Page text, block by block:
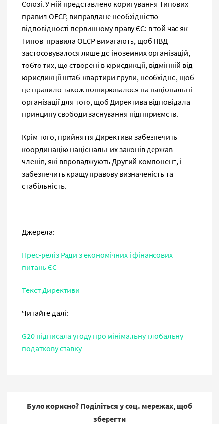
Союзі. У ній представлено коригування Типових
правил ОЕСР, виправдане необхідністю
відповідності первинному праву ЄС: в той час як
Типові правила ОЕСР вимагають, щоб ПВД
застосовувалося лише до іноземних організацій,
тобто тих, що створені в юрисдикції, відмінній від
юрисдикції штаб-квартири групи, необхідно, щоб
це правило також поширювалося на національні
організації для того, щоб Директива відповідала
принципу свободи заснування підпприємств.
Крім того, прийняття Директиви забезпечить
координацію національних законів держав-
членів, які впроваджують Другий компонент, і
забезпечить кращу правову визначеність та
стабільність.
Джерела:
Прес-реліз Ради з економічних і фінансових
питань ЄС
Текст Директиви
Читайте далі:
G20 підписала угоду про мінімальну глобальну
податкову ставку
Було корисно? Поділіться у соц. мережах, щоб
зберегти